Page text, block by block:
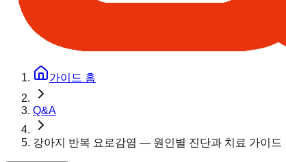
가이드 홈
Q&A
강아지 반복 요로감염 — 원인별 진단과 치료 가이드